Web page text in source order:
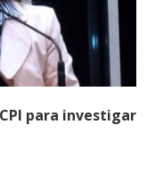
para investigar